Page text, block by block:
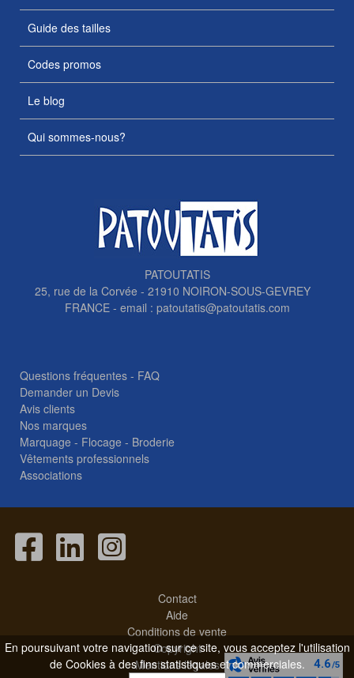
Guide des tailles
Codes promos
Le blog
Qui sommes-nous?
PATOUTATIS
25, rue de la Corvée - 21910 NOIRON-SOUS-GEVREY
FRANCE - email : patoutatis@patoutatis.com
Questions fréquentes - FAQ
Demander un Devis
Avis clients
Nos marques
Marquage - Flocage - Broderie
Vêtements professionnels
Associations
Contact
Aide
Conditions de vente
Copyright
Mentions légales
En poursuivant votre navigation sur ce site, vous acceptez l'utilisation
de Cookies à des fins statistiques et commerciales.